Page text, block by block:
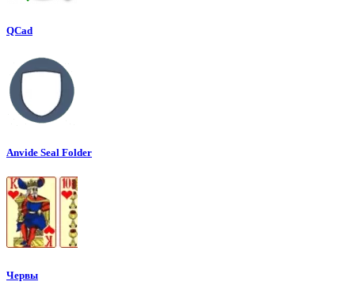
QCad
Anvide Seal Folder
Червы